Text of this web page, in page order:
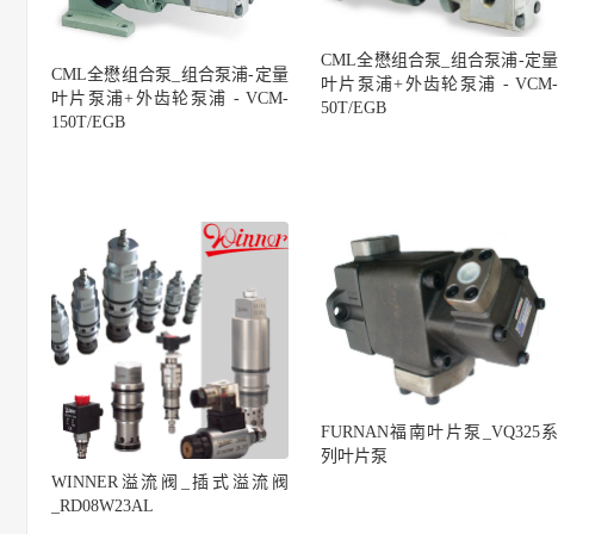
CML全懋组合泵_组合泵浦-定量
叶片泵浦+外齿轮泵浦 - VCM-
150T/EGB
CML全懋组合泵_组合泵浦-定量
叶片泵浦+外齿轮泵浦 - VCM-
50T/EGB
WINNER溢流阀_插式溢流阀
_RD08W23AL
FURNAN福南叶片泵_VQ325系
列叶片泵